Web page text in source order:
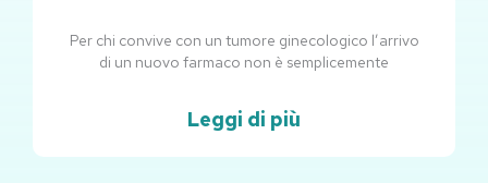
Per chi convive con un tumore ginecologico l’arrivo
di un nuovo farmaco non è semplicemente
Leggi di più